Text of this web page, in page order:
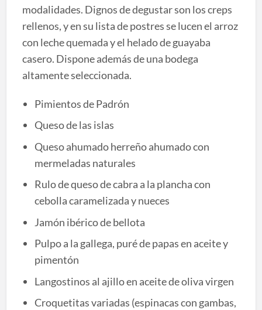
modalidades. Dignos de degustar son los creps
rellenos, y en su lista de postres se lucen el arroz
con leche quemada y el helado de guayaba
casero. Dispone además de una bodega
altamente seleccionada.
Pimientos de Padrón
Queso de las islas
Queso ahumado herreño ahumado con
mermeladas naturales
Rulo de queso de cabra a la plancha con
cebolla caramelizada y nueces
Jamón ibérico de bellota
Pulpo a la gallega, puré de papas en aceite y
pimentón
Langostinos al ajillo en aceite de oliva virgen
Croquetitas variadas (espinacas con gambas,